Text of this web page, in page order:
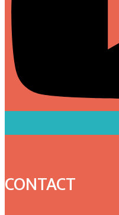
CONTACT